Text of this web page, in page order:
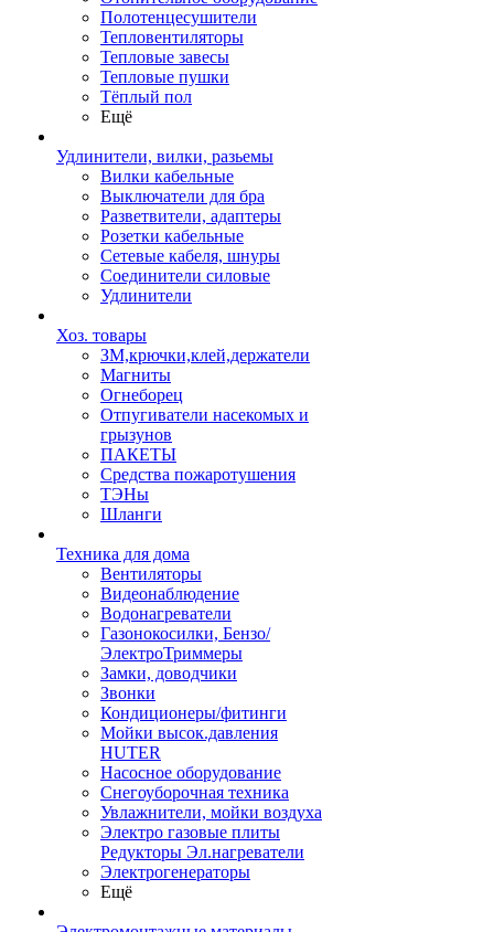
Полотенцесушители
Тепловентиляторы
Тепловые завесы
Тепловые пушки
Тёплый пол
Ещё
Удлинители, вилки, разьемы
Вилки кабельные
Выключатели для бра
Разветвители, адаптеры
Розетки кабельные
Сетевые кабеля, шнуры
Соединители силовые
Удлинители
Хоз. товары
ЗМ,крючки,клей,держатели
Магниты
Огнеборец
Отпугиватели насекомых и
грызунов
ПАКЕТЫ
Средства пожаротушения
ТЭНы
Шланги
Техника для дома
Вентиляторы
Видеонаблюдение
Водонагреватели
Газонокосилки, Бензо/
ЭлектроТриммеры
Замки, доводчики
Звонки
Кондиционеры/фитинги
Мойки высок.давления
HUTER
Насосное оборудование
Снегоуборочная техника
Увлажнители, мойки воздуха
Электро газовые плиты
Редукторы Эл.нагреватели
Электрогенераторы
Ещё